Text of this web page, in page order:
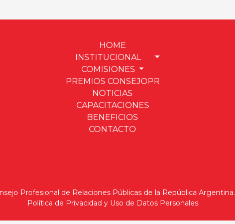
HOME
INSTITUCIONAL
COMISIONES
PREMIOS CONSEJOPR
NOTICIAS
CAPACITACIONES
BENEFICIOS
CONTACTO
Profesional de Relaciones Públicas de la República Argentina.
Política de Privacidad y Uso de Datos Personales